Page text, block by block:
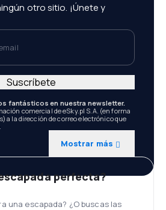
otro sitio. ¡Únete y
fantásticos en nuestra newsletter.
comercial de eSky.pl S.A. (en forma
a la dirección de correo electrónico que
Mostrar más
Suscríbete
perfecta?
una escapada? ¿O buscas las